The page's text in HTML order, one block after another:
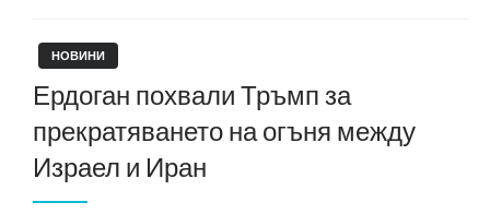
НОВИНИ
Ердоган похвали Тръмп за
прекратяването на огъня между
Израел и Иран